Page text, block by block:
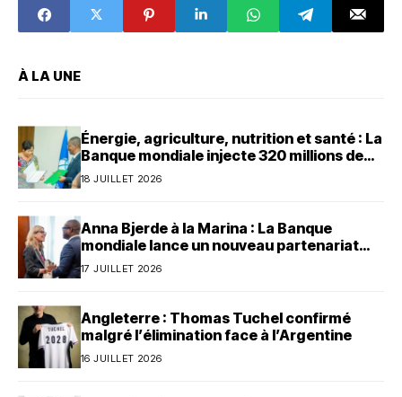
s’échappent
après les
inondations
À LA UNE
Énergie, agriculture, nutrition et santé : La
Banque mondiale injecte 320 millions de
dollars au Bénin
18 JUILLET 2026
Anna Bjerde à la Marina : La Banque
mondiale lance un nouveau partenariat
avec le Bénin
17 JUILLET 2026
Angleterre : Thomas Tuchel confirmé
malgré l’élimination face à l’Argentine
16 JUILLET 2026